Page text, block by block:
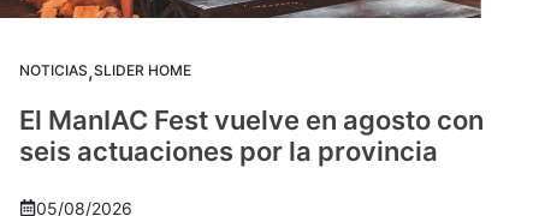
NOTICIAS,SLIDER HOME
El ManIAC Fest vuelve en agosto con
seis actuaciones por la provincia
05/08/2026